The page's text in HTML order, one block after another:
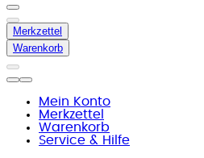
Merkzettel
Warenkorb
Mein Konto
Merkzettel
Warenkorb
Service & Hilfe